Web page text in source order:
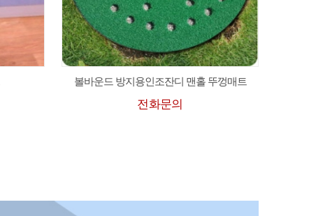
볼바운드 방지용인조잔디 맨홀 뚜껑매트
전화문의